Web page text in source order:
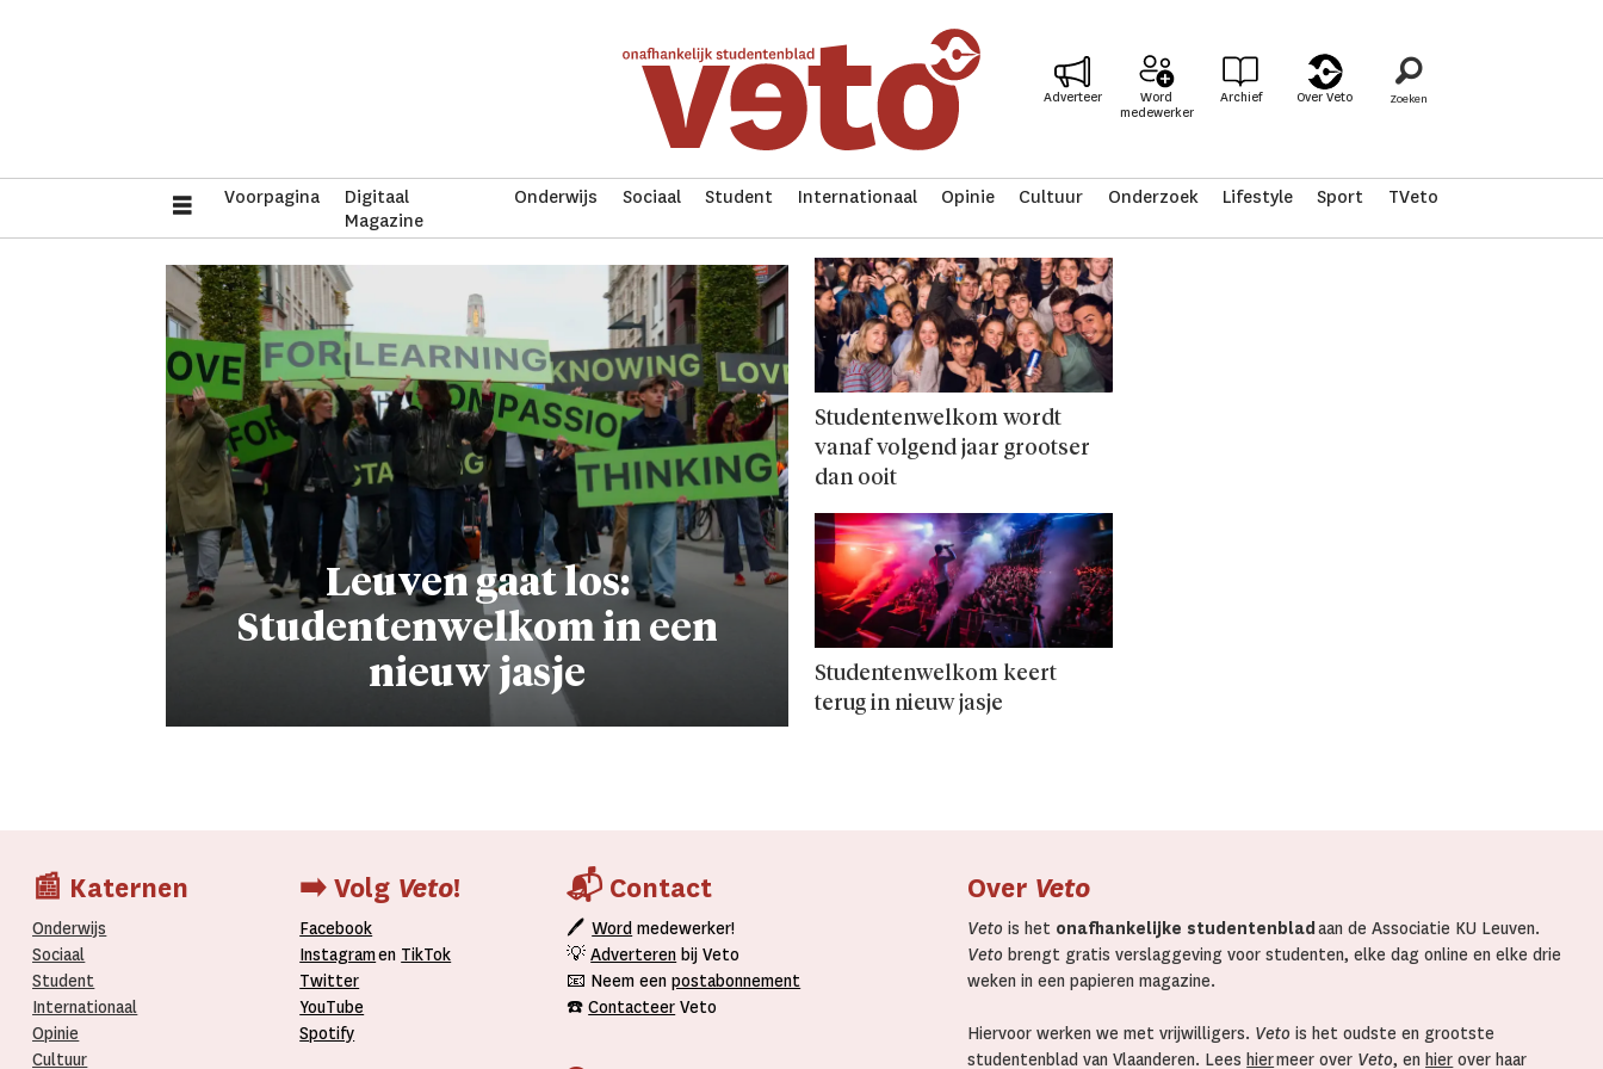
Adverteer
Word
medewerker
Archief Over Veto
Voorpagina
Digitaal
Magazine
Onderwijs Sociaal Student Internationaal Opinie Cultuur Onderzoek Lifestyle Sport TVeto
studentenwelkom
Leuven gaat los:
Studentenwelkom in een
nieuw jasje
Studentenwelkom wordt
vanaf volgend jaar grootser
dan ooit
Studentenwelkom keert
terug in nieuw jasje
📰 Katernen
Onderwijs
Sociaal
Student
Internationaal­
Opinie
Cultuur
➡️ Volg Veto!
Facebook
Instagramen TikTok
Twitter
YouTube
Spotify
📬 Contact
🖊Word medewerker!
💡Adverteren bij Veto
📧 Neem eenpostabonnement
☎️Contacteer Veto
Over Veto
Veto is het onafhankelijke studentenblad aan de Associatie KU Leuven.
Veto brengt gratis verslaggeving voor studenten, elke dag online en elke drie
weken in een papieren magazine.
Hiervoor werken we met vrijwilligers. Veto is het oudste en grootste
studentenblad van Vlaanderen. Lees hiermeer over Veto, en hier over haar